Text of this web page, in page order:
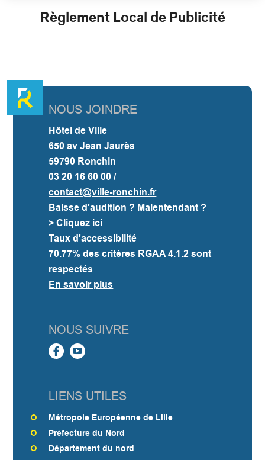
Règlement Local de Publicité
NOUS JOINDRE
Hôtel de Ville
650 av Jean Jaurès
59790 Ronchin
03 20 16 60 00 /
contact@ville-ronchin.fr
Baisse d'audition ? Malentendant ?
> Cliquez ici
Taux d'accessibilité
70.77% des critères RGAA 4.1.2 sont
respectés
En savoir plus
NOUS SUIVRE
LIENS UTILES
Métropole Européenne de Lille
Préfecture du Nord
Département du nord